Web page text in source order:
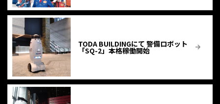
TODA BUILDINGにて 警備ロボット
「SQ-2」本格稼働開始